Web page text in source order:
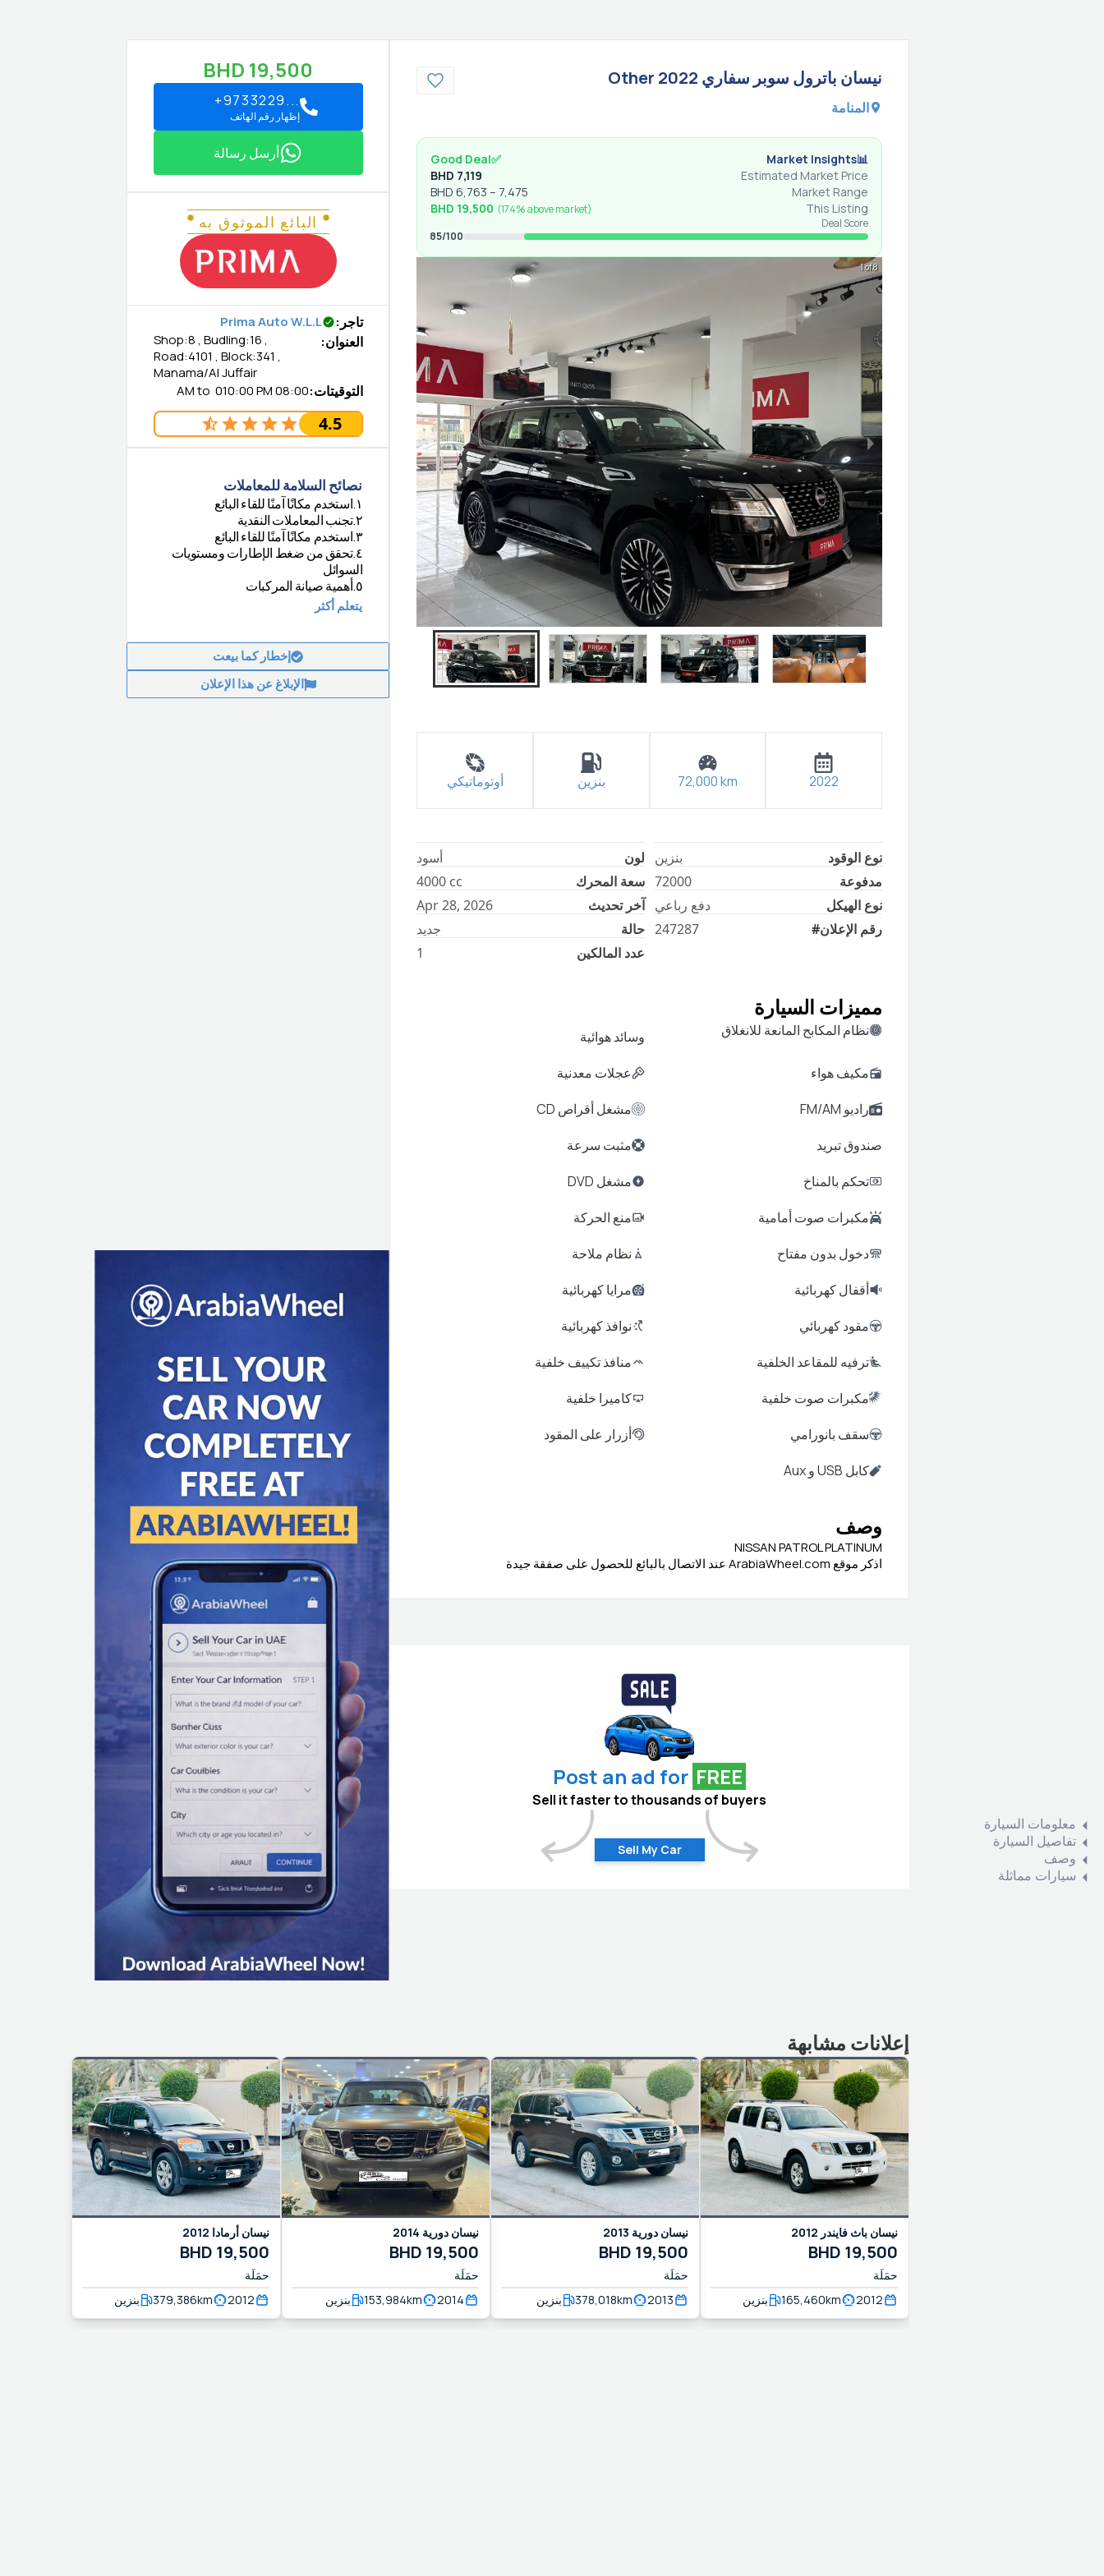
معلومات السيارة
تفاصيل السيارة
وصف
سيارات مماثلة
نيسان باترول سوبر سفاري Other 2022
المنامة
📊
Market Insights
✅
Good Deal
Estimated Market Price
BHD 7,119
Market Range
BHD6,763 – 7,475
This Listing
BHD 19,500 (174% abovemarket)
Deal Score
85/100
1 of 8
2022
72,000km بنزين أوتوماتيكي
نوع الوقود
بنزين
مدفوعة
72000
نوع الهيكل
دفع رباعي
رقم الإعلان#
247287
لون
أسود
سعة المحرك
4000 cc
آخر تحديث
Apr 28, 2026
حالة
جديد
عدد المالكين
1
مميزات السيارة
نظام المكابح المانعة للانغلاق
وسائد هوائية
مكيف هواء
عجلات معدنية
راديو FM/AM
مشغل أقراص CD
صندوق تبريد
مثبت سرعة
تحكم بالمناخ
مشغل DVD
مكبرات صوت أمامية
منع الحركة
دخول بدون مفتاح
نظام ملاحة
أقفال كهربائية
مرايا كهربائية
مقود كهربائي
نوافذ كهربائية
ترفيه للمقاعد الخلفية
منافذ تكييف خلفية
مكبرات صوت خلفية
كاميرا خلفية
سقف بانورامي
أزرار على المقود
كابل USB و Aux
وصف
NISSAN PATROL PLATINUM
اذكر موقع ArabiaWheel.com عند الاتصال بالبائع للحصول على صفقة جيدة
Post an ad for FREE
Sell it faster to thousands of buyers
Sell My Car
BHD 19,500
+9733229...
إظهار رقم الهاتف
أرسل رسالة
البائع الموثوق به
تاجر :
Prima Auto W.L.L
العنوان:
Shop:8 , Budling:16 ,
Road:4101 , Block:341 ,
Manama/Al Juffair
التوقيتات:
08:00 AM
to 010:00 PM
4.5
نصائح السلامة للمعاملات
١.استخدم مكانًا آمنًا للقاء البائع
٢.تجنب المعاملات النقدية
٣.استخدم مكانًا آمنًا للقاء البائع
٤.تحقق من ضغط الإطارات ومستويات
السوائل
٥.أهمية صيانة المركبات
يتعلم أكثر
إخطار كما بيعت
الإبلاغ عن هذا الإعلان
إعلانات مشابهة
نيسان باث فايندر 2012
BHD 19,500
حمَلَة
2012
165,460km بنزين
نيسان دورية 2013
BHD 19,500
حمَلَة
2013
378,018km بنزين
نيسان دورية 2014
BHD 19,500
حمَلَة
2014
153,984km بنزين
نيسان أرمادا 2012
BHD 19,500
حمَلَة
2012
379,386km بنزين